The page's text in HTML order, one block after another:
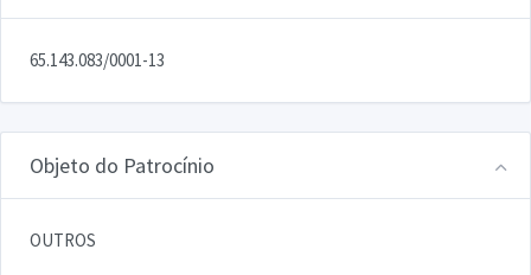
65.143.083/0001-13
Objeto do Patrocínio
OUTROS